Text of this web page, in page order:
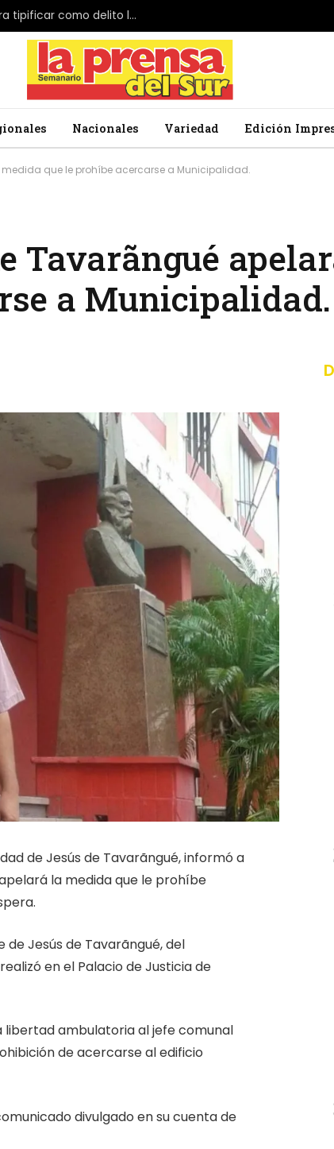
El Parlamento de Japón da el primer paso para tipificar como delito la profanación de la bandera nacional
Nacionales Variedad Edición
que le prohíbe acercarse a Municipalidad.
Tavarãngué
a Municipalidad.
de Jesús de Tavarãngué, informó a
la medida que le prohíbe
Jesús de Tavarãngué, del
en el Palacio de Justicia de
libertad ambulatoria al jefe comunal
de acercarse al edificio
divulgado en su cuenta de